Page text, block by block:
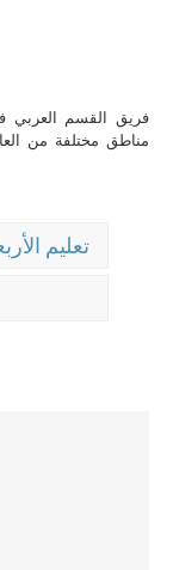
فريق القسم العربي
مناطق مختلفة من
تعليم